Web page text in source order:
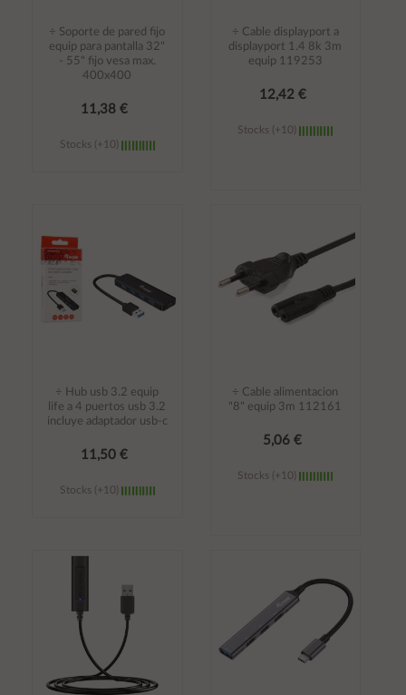
÷ Soporte de pared fijo
equip para pantalla 32"
- 55" fijo vesa max.
400x400
11,38 €
Stocks (+10)
÷ Cable displayport a
displayport 1.4 8k 3m
equip 119253
12,42 €
Stocks (+10)
÷ Hub usb 3.2 equip
life a 4 puertos usb 3.2
incluye adaptador usb-c
11,50 €
Stocks (+10)
÷ Cable alimentacion
"8" equip 3m 112161
5,06 €
Stocks (+10)
carrito